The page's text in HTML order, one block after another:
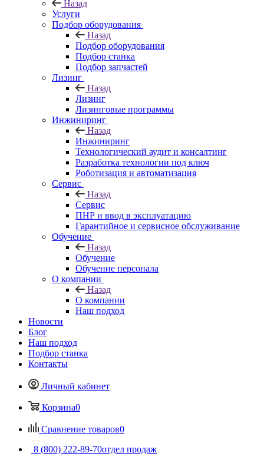
Назад
Услуги
Подбор оборудования
Назад
Подбор оборудования
Подбор станка
Подбор запчастей
Лизинг
Назад
Лизинг
Лизинговые программы
Инжиниринг
Назад
Инжиниринг
Технологический аудит и консалтинг
Разработка технологии под ключ
Роботизация и автоматизация
Сервис
Назад
Сервис
ПНР и ввод в эксплуатацию
Гарантийное и сервисное обслуживание
Обучение
Назад
Обучение
Обучение персонала
О компании
Назад
О компании
Наш подход
Новости
Блог
Наш подход
Подбор станка
Контакты
Личный кабинет
Корзина0
Сравнение товаров0
8 (800) 222-89-70отдел продаж